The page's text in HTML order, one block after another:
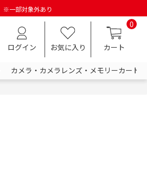
※一部対象外あり
ログイン お気に入り
0
カート
カメラ・カメラレンズ・メモリーカード